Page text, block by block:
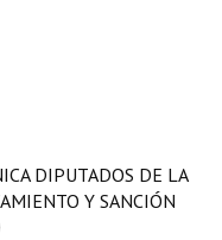
DIPUTADOS DE LA
Y SANCIÓN